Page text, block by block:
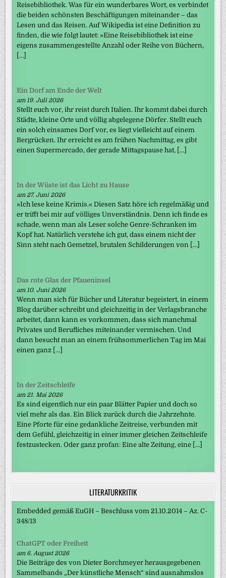
Reisebibliothek. Was für ein wunderbares Wort, es verbindet
die beiden schönsten Beschäftigungen miteinander – das
Lesen und das Reisen. Auf Wikipedia ist eine Definition zu
finden, die wie folgt lautet: »Eine Reisebibliothek ist eine
eigens zusammengestellte Anzahl oder Reihe von Büchern,
[…]
Ein Dorf am Ende der Welt
am 19. Juli 2026
Stellt euch vor, ihr reist durch Italien. Ihr kommt dabei durch
Städte, kleine Orte und völlig abgelegene Dörfer. Stellt euch
ein solch einsames Dorf vor, es liegt vielleicht auf einem
Bergrücken. Ihr erreicht es am frühen Nachmittag, es gibt
einen Supermercado, der gerade Mittagspause hat, […]
In der Wüste ist das Licht zu Hause
am 27. Juni 2026
»Ich lese keine Krimis.« Diesen Satz höre ich regelmäßig und
er trifft bei mir auf völliges Unverständnis. Denn ich finde es
schade, wenn man als Leser solche Genre-Schranken im
Kopf hat. Natürlich verstehe ich gut, dass einem nicht der
Sinn steht nach Gemetzel, brutalen Schilderungen von […]
Das rote Glas der Pfaueninsel
am 10. Juni 2026
Wenn man sich für Bücher und Literatur begeistert, in einem
Blog darüber schreibt und gleichzeitig in der Verlagsbranche
arbeitet, dann kann es vorkommen, dass sich manchmal
Privates und Berufliches miteinander vermischen. Und
dann besucht man an einem frühsommerlichen Tag im Mai
einen ganz […]
In der Zeitschleife
am 21. Mai 2026
Es sind eigentlich nur ein paar Blätter Papier und doch so
viel mehr als das. Ein Blick zurück durch die Jahrzehnte.
Eine Pforte für eine gedankliche Zeitreise, verbunden mit
dem Gefühl, gleichzeitig in einer immer gleichen Zeitschleife
festzustecken. Oder ganz profan: Eine alte Zeitung, eine […]
LITERATURKRITIK
Embedded gemäß EuGH – Beschluss vom 21.10.2014 – Az. C-
348/13
ChatGPT oder Freiheit
am 6. August 2026
Die Beiträge des von Dieter Borchmeyer herausgegebenen
Sammelbands „Der künstliche Mensch“ sind ausnahmslos